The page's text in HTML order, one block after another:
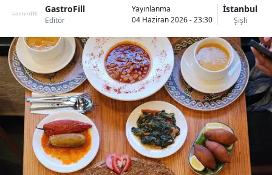
GastroFill
Editör
Yayınlanma
04 Haziran 2026 - 23:30
İstanbul
Şişli